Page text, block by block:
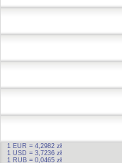
1 EUR = 4,2982 zł
1 USD = 3,7236 zł
1 RUB = 0,0465 zł